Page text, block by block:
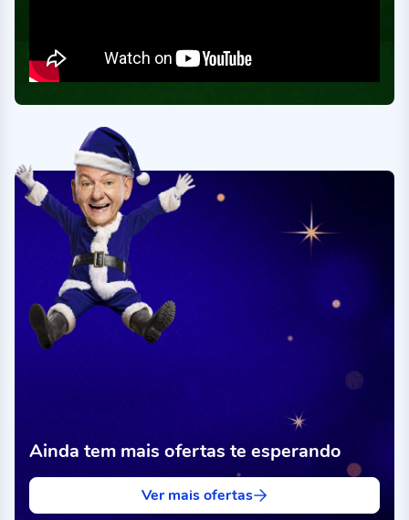
Ainda tem mais ofertas te esperando
Ver mais ofertas